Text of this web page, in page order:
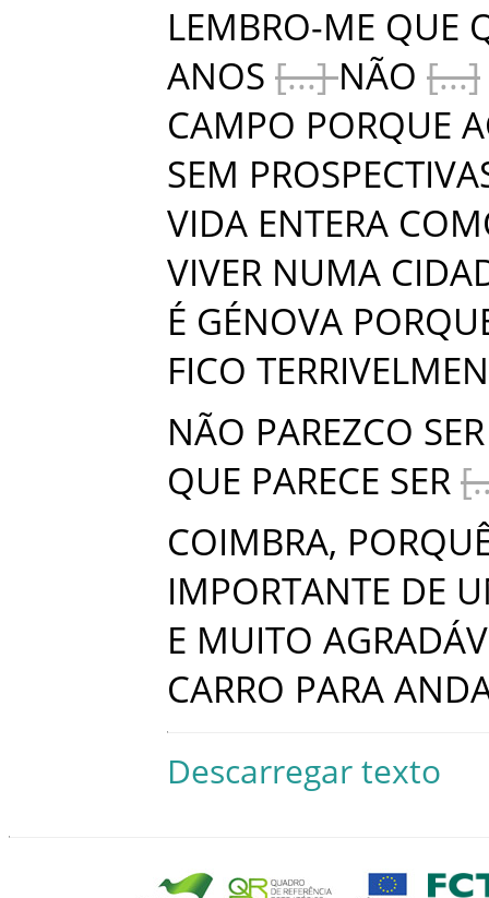
LEMBRO-ME QUE
ANOS
NÃO
CAMPO PORQUE
SEM
VIDA ENTERA
VIVER NUMA
É GÉNOVA
FICO
NÃO PAREZCO SER
QUE PARECE SER
COIMBRA,
IMPORTANTE DE
E MUITO
CARRO PARA
Descarregar texto